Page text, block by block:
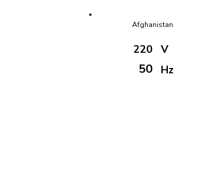
Afghanistan
220
50
V
Hz